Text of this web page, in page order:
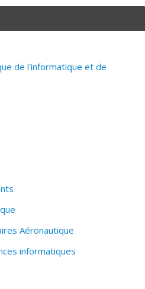
de l'informatique et de
Aéronautique
informatiques